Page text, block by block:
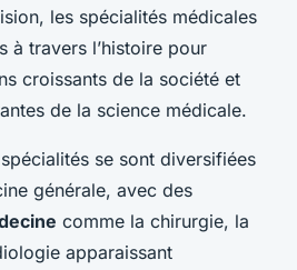
les spécialités médicales
à travers l’histoire pour
croissants de la société et
de la science médicale.
se sont diversifiées
générale, avec des
comme la chirurgie, la
apparaissant